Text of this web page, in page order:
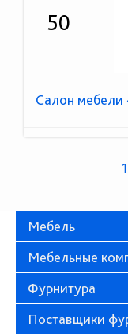
50
Салон
1
Мебель
Мебельные
Фурнитура
Поставщики